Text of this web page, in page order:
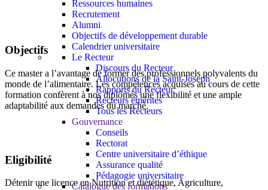
Ressources humaines
Recrutement
Alumni
Objectifs de développement durable
Calendrier universitaire
Le Recteur
Discours du Recteur
Allocutions de la Saint-Joseph
Rapports du Recteur
Recteurs émérites
Tous les Recteurs
Gouvernance
Conseils
Rectorat
Centre universitaire d’éthique
Assurance qualité
Pédagogie universitaire
Catalogue des formations
Objectifs
Ce master a l’avantage de former des professionnels polyvalents du
monde de l’alimentaire. Les compétences acquises au cours de cette
formation confèrent à nos diplômés une flexibilité et une ample
adaptabilité aux demandes du marché.
Eligibilité
Détenir une licence en Nutrition et diététique, Agriculture,